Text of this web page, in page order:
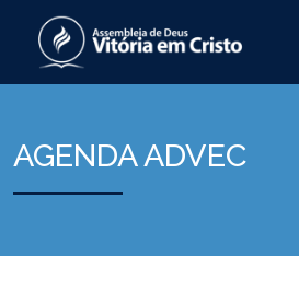
AGENDA ADVEC